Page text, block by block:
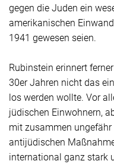
gegen die Juden ein
amerikanischen
1941 gewesen seien.
Rubinstein erinnert
30er Jahren nicht das
los werden wollte. Vor
jüdischen Einwohnern,
mit zusammen
antijüdischen
international ganz stark